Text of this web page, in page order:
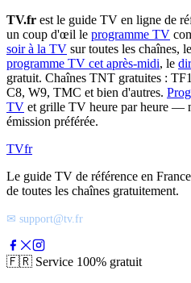
TV.fr est le guide TV en ligne de
un coup d'œil le programme TV
soir à la TV sur toutes les chaînes, le
programme TV cet après-midi, le
gratuit. Chaînes TNT gratuites :
C8, W9, TMC et bien d'autres.
TV et grille TV heure par heure —
émission préférée.
TVfr
Le guide TV de référence en
de toutes les chaînes gratuitement.
✉ support@tv.fr
🇫🇷 Service 100% gratuit